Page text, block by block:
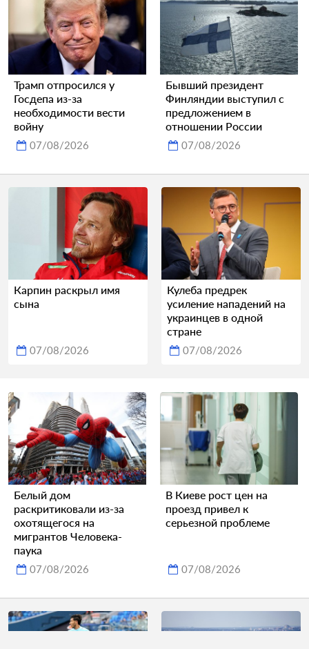
Трамп отпросился у
Госдепа из-за
необходимости вести
войну
07/08/2026
Бывший президент
Финляндии выступил с
предложением в
отношении России
07/08/2026
Карпин раскрыл имя
сына
07/08/2026
Кулеба предрек
усиление нападений на
украинцев в одной
стране
07/08/2026
Белый дом
раскритиковали из-за
охотящегося на
мигрантов Человека-
паука
07/08/2026
В Киеве рост цен на
проезд привел к
серьезной проблеме
07/08/2026